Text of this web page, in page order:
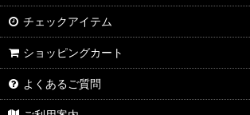
チェックアイテム
ショッピングカート
よくあるご質問